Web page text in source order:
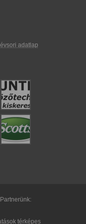
adatlap
Partnerünk:
térképes